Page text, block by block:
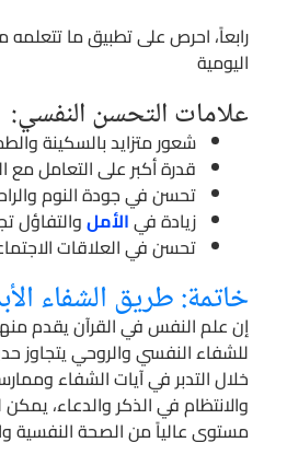
رابعاً، احرص على تطبيق ما تتعلمه
اليومية
علامات التحسن النفسي:
شعور متزايد بالسكينة
قدرة أكبر على التعامل مع
تحسن في جودة النوم
زيادة فيالأملوالتفاؤل
تحسن في العلاقات
خاتمة: طريق الشفاء
إن علم النفس في القرآن يقدم
للشفاء النفسي والروحي يتجاوز
خلال التدبر في آيات الشفاء
والانتظام في الذكر والدعاء،
مستوى عالياً من الصحة النفسية